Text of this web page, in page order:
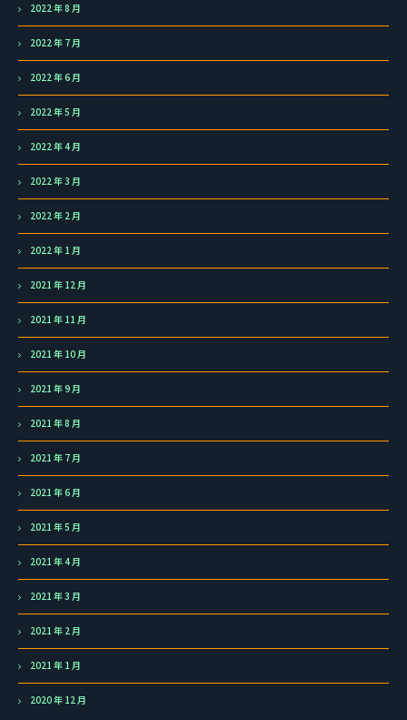
2022 年 8 月
2022 年 7 月
2022 年 6 月
2022 年 5 月
2022 年 4 月
2022 年 3 月
2022 年 2 月
2022 年 1 月
2021 年 12 月
2021 年 11 月
2021 年 10 月
2021 年 9 月
2021 年 8 月
2021 年 7 月
2021 年 6 月
2021 年 5 月
2021 年 4 月
2021 年 3 月
2021 年 2 月
2021 年 1 月
2020 年 12 月